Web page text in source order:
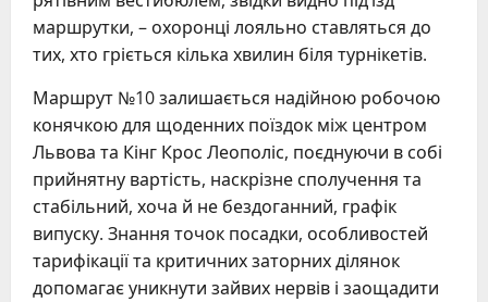
маршрутки, – охоронці лояльно ставляться до
тих, хто гріється кілька хвилин біля турнікетів.
Маршрут №10 залишається надійною робочою
конячкою для щоденних поїздок між центром
Львова та Кінг Крос Леополіс, поєднуючи в собі
прийнятну вартість, наскрізне сполучення та
стабільний, хоча й не бездоганний, графік
випуску. Знання точок посадки, особливостей
тарифікації та критичних заторних ділянок
допомагає уникнути зайвих нервів і заощадити